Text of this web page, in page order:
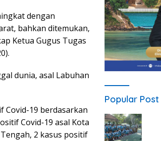
dengan
bahkan ditemukan,
Ketua Gugus Tugas
dunia, asal Labuhan
19 berdasarkan
Covid-19 asal Kota
2 kasus positif
Popular Post